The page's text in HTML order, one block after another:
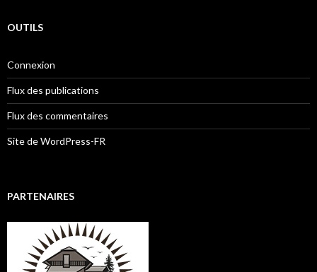
OUTILS
Connexion
Flux des publications
Flux des commentaires
Site de WordPress-FR
PARTENAIRES